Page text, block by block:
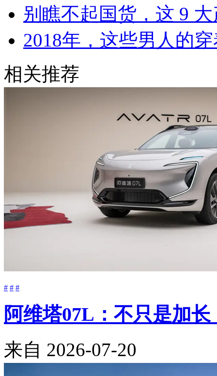
别瞧不起国货，这 9
2018年，这些男人的
相关推荐
# # #
阿维塔07L：不只是加
来自 2026-07-20